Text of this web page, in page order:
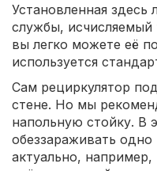
Установленная
службы,
вы легко можете её
используется
Сам рециркулятор
стене. Но мы
напольную стойку. В
обеззараживать
актуально,